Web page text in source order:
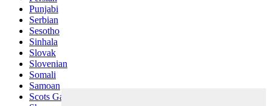
Punjabi
Serbian
Sesotho
Sinhala
Slovak
Slovenian
Somali
Samoan
Scots Gaelic